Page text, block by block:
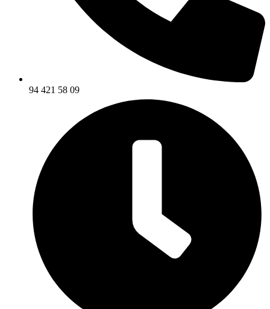
94 421 58 09